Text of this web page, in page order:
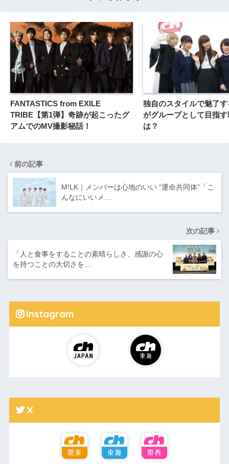
FANTASTICS from EXILE
TRIBE【第1弾】奇跡が起こったグ
アムでのMV撮影秘話！
独自のスタイルで魅了
がグループとして目指
は？
前の記事
M!LK｜メンバーは心地のいい “運命共同体”「こ
んなにいいメ…
次の記事
「人と食事をすることの素晴らしさ、感謝の心
を持つことの大切さを…
Instagram
X